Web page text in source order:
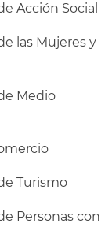
Acción Social
las Mujeres y
Medio
Turismo
Personas con